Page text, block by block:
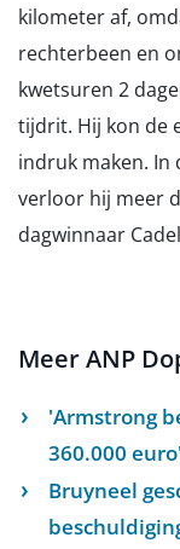
kilometer af,
rechterbeen en
kwetsuren 2
tijdrit. Hij kon de
indruk maken. In
verloor hij meer
dagwinnaar
Meer ANP
'Armstrong
360.000
Bruyneel